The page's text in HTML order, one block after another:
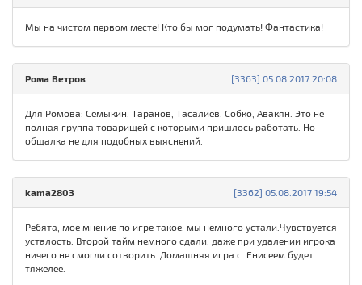
Мы на чистом первом месте! Кто бы мог подумать! Фантастика!
[3363] 05.08.2017 20:08
Рома Ветров
Для Ромова: Семыкин, Таранов, Тасалиев, Собко, Авакян. Это не
полная группа товарищей с которыми пришлось работать. Но
общалка не для подобных выяснений.
[3362] 05.08.2017 19:54
kama2803
Ребята, мое мнение по игре такое, мы немного устали.Чувствуется
усталость. Второй тайм немного сдали, даже при удалении игрока
ничего не смогли сотворить. Домашняя игра с Енисеем будет
тяжелее.